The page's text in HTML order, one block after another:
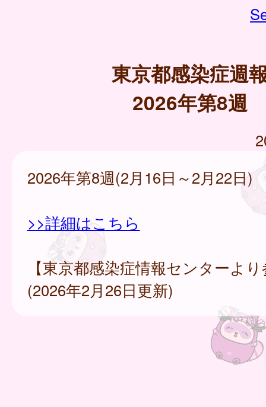
東京都感染症週
2026年第8週
2026年第8週(2月16日～2月22日)
>>詳細はこちら
【東京都感染症情報センターよ
(2026年2月26日更新)